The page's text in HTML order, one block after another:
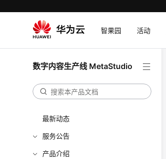
智果园 活动
数字内容生产线 MetaStudio
最新动态
服务公告
产品介绍